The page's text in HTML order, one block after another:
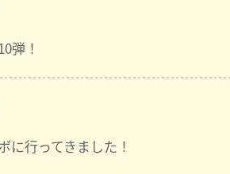
弾！
に行ってきました！